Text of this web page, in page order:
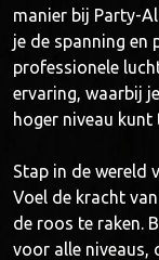
manier bij Party-
je de spanning en
professionele
ervaring, waarbij
hoger niveau
Stap in de wereld
Voel de kracht
de roos te raken.
voor alle niveaus,